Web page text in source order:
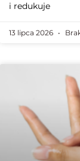
i redukuje
13 lipca 2026